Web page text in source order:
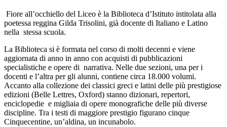
Fiore all’occhiello del Liceo è la Biblioteca d’Istituto intitolata alla
poetessa reggina Gilda Trisolini, già docente di Italiano e Latino
nella stessa scuola.
La Biblioteca si è formata nel corso di molti decenni e viene
aggiornata di anno in anno con acquisti di pubblicazioni
specialistiche e opere di narrativa. Nelle due sezioni, una per i
docenti e l’altra per gli alunni, contiene circa 18.000 volumi.
Accanto alla collezione dei classici greci e latini delle più prestigiose
edizioni (Belle Lettres, Oxford) stanno dizionari, repertori,
enciclopedie e migliaia di opere monografiche delle più diverse
discipline. Tra i testi di maggiore prestigio figurano cinque
Cinquecentine, un’aldina, un incunabolo.